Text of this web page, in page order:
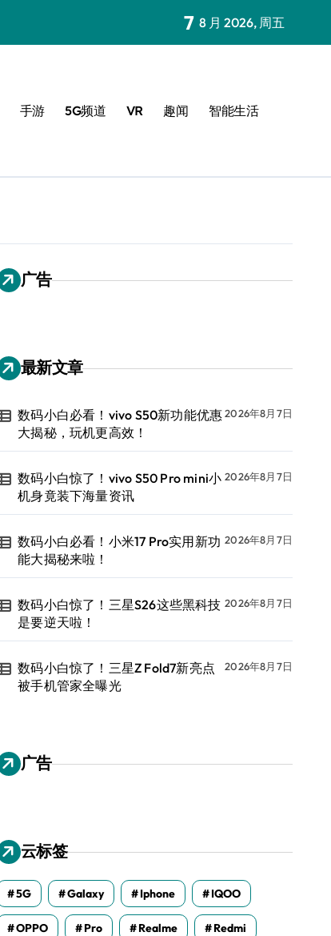
7 8 月 2026, 周五
手游 5G频道 VR 趣闻 智能生活
广告
最新文章
数码小白必看！vivo S50新功能优惠
大揭秘，玩机更高效！
2026年8月7日
数码小白惊了！vivo S50 Pro mini小
机身竟装下海量资讯
2026年8月7日
数码小白必看！小米17 Pro实用新功
能大揭秘来啦！
2026年8月7日
数码小白惊了！三星S26这些黑科技
是要逆天啦！
2026年8月7日
数码小白惊了！三星Z Fold7新亮点
被手机管家全曝光
2026年8月7日
广告
云标签
5G Galaxy Iphone IQOO
OPPO Pro Realme Redmi